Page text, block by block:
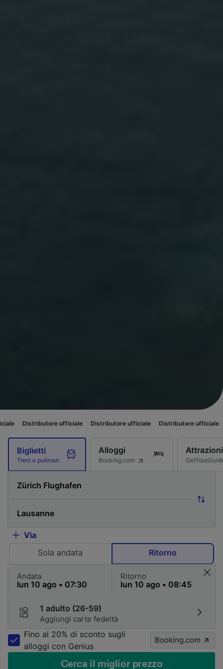
ufficiale Distributore ufficiale Distributore ufficiale
Biglietti
Treni e pullman
Alloggi
Booking.com
Attrazioni
Via
Sola andata
Ritorno
Andata Ritorno
1 adulto (26-59)
Aggiungi carte fedeltà
Fino al 20% di sconto sugli
alloggi con Genius
Booking.com
Cerca il miglior prezzo